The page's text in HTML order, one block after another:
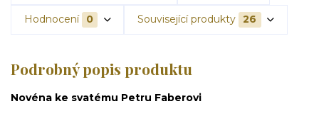
Hodnocení 0 Související produkty 26
Podrobný popis produktu
Novéna ke svatému Petru Faberovi